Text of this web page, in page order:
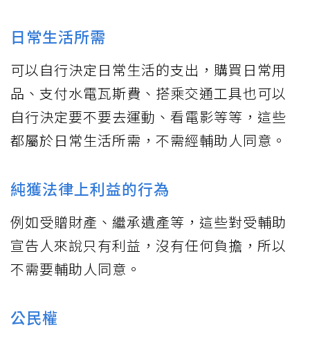
日常生活所需
可以自行決定日常生活的支出，購買日常用
品、支付水電瓦斯費、搭乘交通工具也可以
自行決定要不要去運動、看電影等等，這些
都屬於日常生活所需，不需經輔助人同意。
純獲法律上利益的行為
例如受贈財產、繼承遺產等，這些對受輔助
宣告人來說只有利益，沒有任何負擔，所以
不需要輔助人同意。
公民權